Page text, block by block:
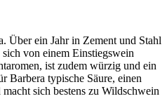
Über ein Jahr in Zement und Stahl
sich von einem Einstiegswein
ist zudem würzig und ein
Barbera typische Säure, einen
sich bestens zu Wildschwein